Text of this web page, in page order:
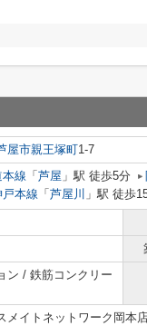
屋市親王塚町1-7
線 「 芦屋 」駅 徒歩5分
戸本線 「 芦屋川 」駅 徒歩
ン / 鉄筋コンクリー
メイトネットワーク岡